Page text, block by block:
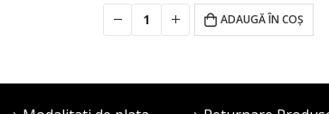
a
fost:
este:
3.99 lei.
ADAUGĂ ÎN COȘ